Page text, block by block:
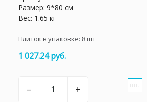
Размер: 9*80 см
Вес: 1.65 кг
Плиток в упаковке: 8шт
1 027.24 руб.
– + шт.